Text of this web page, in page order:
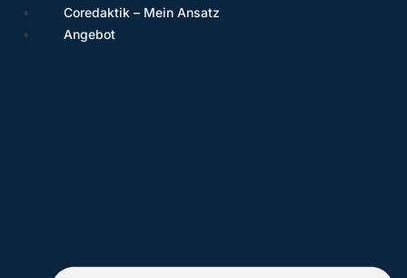
Coredaktik – Mein Ansatz
Angebot